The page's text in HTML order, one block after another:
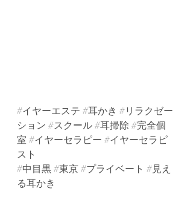
#イヤーエステ #耳かき #リラクゼー
ション #スクール #耳掃除 #完全個
室 #イヤーセラピー #イヤーセラピ
スト
#中目黒 #東京 #プライベート #見え
る耳かき